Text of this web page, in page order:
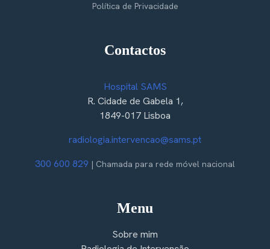
Política de Privacidade
Contactos
Hospital SAMS
R. Cidade de Gabela 1,
1849-017 Lisboa
radiologia.intervencao@sams.pt
300 600 829 | Chamada para rede móvel nacional
Menu
Sobre mim